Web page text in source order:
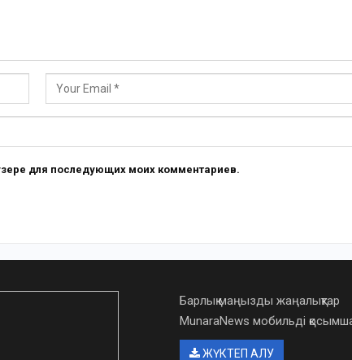
для последующих моих комментариев.
Барлық маңызды жаңалықтар
MunaraNews мобильді
ЖҮКТЕП АЛУ